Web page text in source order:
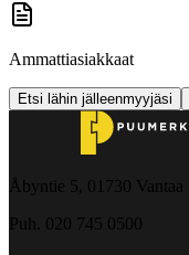
Ammattiasiakkaat
Etsi lähin jälleenmyyjäsi
Åbyntie 5, 01730 Vantaa
Puh. 020 745 0500